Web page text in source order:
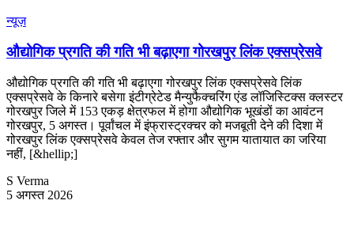
न्यूज़
औद्योगिक प्रगति की गति भी बढ़ाएगा गोरखपुर लिंक एक्सप्रेसवे
औद्योगिक प्रगति की गति भी बढ़ाएगा गोरखपुर लिंक एक्सप्रेसवे लिंक
एक्सप्रेसवे के किनारे बसेगा इंटीग्रेटेड मैन्युफैक्चरिंग एंड लॉजिस्टिक्स क्लस्टर
गोरखपुर जिले में 153 एकड़ क्षेत्रफल में होगा औद्योगिक भूखंडों का आवंटन
गोरखपुर, 5 अगस्त। पूर्वांचल में इंफ्रास्ट्रक्चर को मजबूती देने की दिशा में
गोरखपुर लिंक एक्सप्रेसवे केवल तेज रफ्तार और सुगम यातायात का जरिया
नहीं, [&hellip;]
S Verma
5 अगस्त 2026